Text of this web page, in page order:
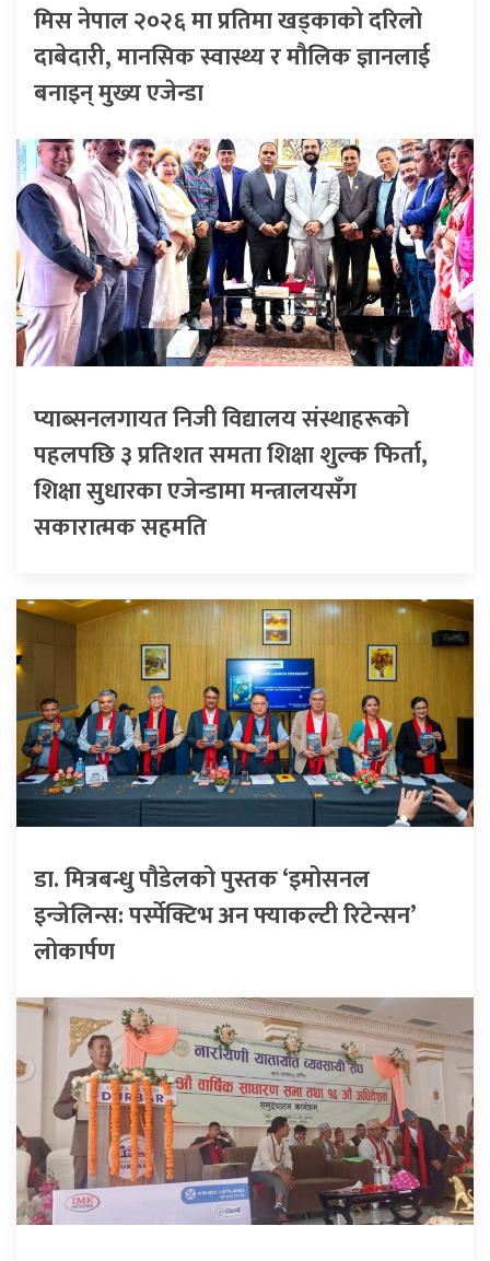
मिस नेपाल २०२६ मा प्रतिमा खड्काको दरिलो
दाबेदारी, मानसिक स्वास्थ्य र मौलिक ज्ञानलाई
बनाइन् मुख्य एजेन्डा
प्याब्सनलगायत निजी विद्यालय संस्थाहरूको
पहलपछि ३ प्रतिशत समता शिक्षा शुल्क फिर्ता,
शिक्षा सुधारका एजेन्डामा मन्त्रालयसँग
सकारात्मक सहमति
डा. मित्रबन्धु पौडेलको पुस्तक ‘इमोसनल
इन्जेलिन्स: पर्स्पेक्टिभ अन फ्याकल्टी रिटेन्सन’
लोकार्पण